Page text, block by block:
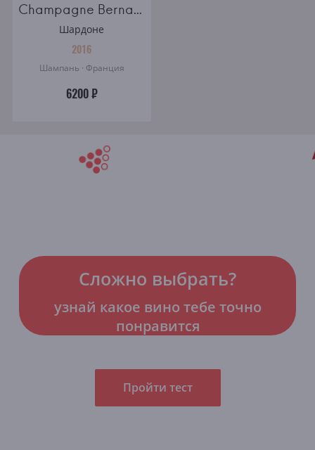
Champagne Bernard Remy Millesime brut
Шардоне
2016
Шампань · Франция
6200 ₽
Сложно выбрать?
узнай какое вино тебе точно
понравится
Пройти тест